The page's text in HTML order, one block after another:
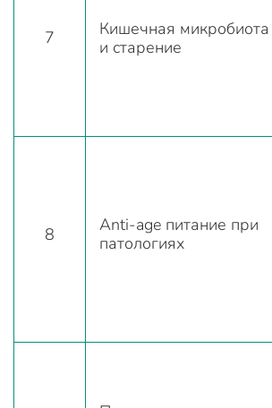
7
Кишечная микробиота
и старение
8
Anti-age питание при
патологиях